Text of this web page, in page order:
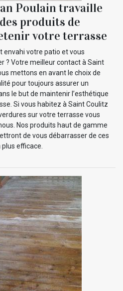
Poulain travaille
produits de
votre terrasse
envahi votre patio et vous
? Votre meilleur contact à Saint
mettons en avant le choix de
pour toujours assurer un
le but de maintenir l’esthétique
Si vous habitez à Saint Coulitz
sur votre terrasse vous
Nos produits haut de gamme
de vous débarrasser de ces
efficace.